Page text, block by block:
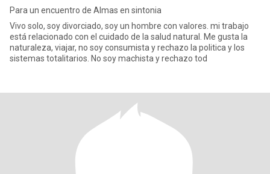
Para un encuentro de Almas en sintonia
Vivo solo, soy divorciado, soy un hombre con valores. mi trabajo
está relacionado con el cuidado de la salud natural. Me gusta la
naturaleza, viajar, no soy consumista y rechazo la politica y los
sistemas totalitarios. No soy machista y rechazo tod